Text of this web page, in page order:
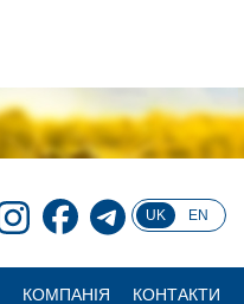
UK EN
КОМПАНІЯ КОНТАКТИ